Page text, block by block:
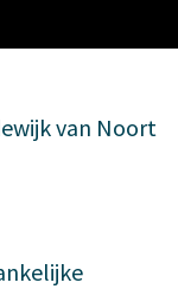
van Noort